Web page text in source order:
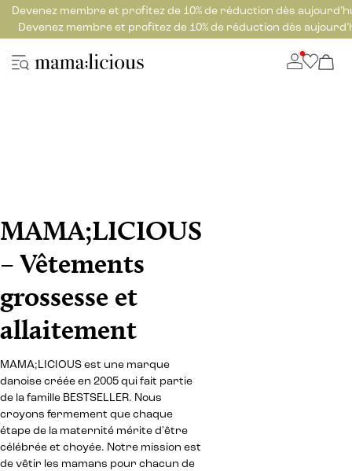
Devenez membre et profitez de 10% de réduction dès
Devenez membre et profitez de 10% de réduction dès
MAMA;LICIOUS
– Vêtements
grossesse et
allaitement
MAMA;LICIOUS est une marque
danoise créée en 2005 qui fait partie
de la famille BESTSELLER. Nous
croyons fermement que chaque
étape de la maternité mérite d'être
célébrée et choyée. Notre mission est
de vêtir les mamans pour chacun de